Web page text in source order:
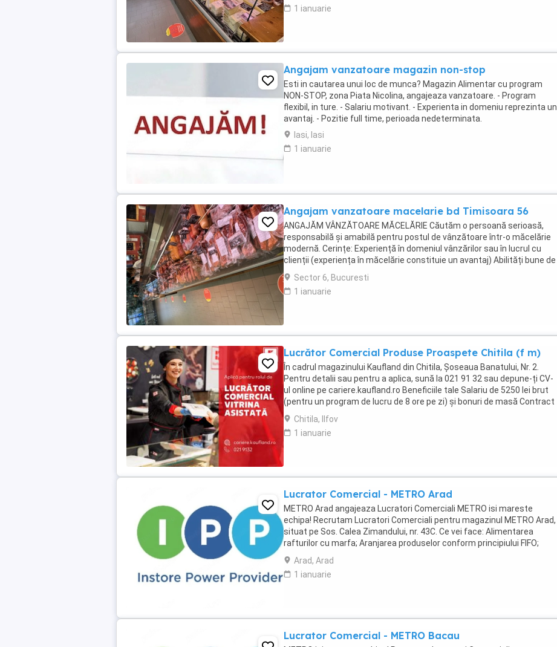
1 ianuarie
Angajam vanzatoare magazin non-stop
Esti in cautarea unui loc de munca? Magazin Alimentar cu program
NON-STOP, zona Piata Nicolina, angajeaza vanzatoare. - Program
flexibil, in ture. - Salariu motivant. - Experienta in domeniu reprezinta un
avantaj. - Pozitie full time, perioada nedeterminata.
Iasi, Iasi
1 ianuarie
Angajam vanzatoare macelarie bd Timisoara 56
ANGAJĂM VÂNZĂTOARE MĂCELĂRIE Căutăm o persoană serioasă,
responsabilă și amabilă pentru postul de vânzătoare într-o măcelărie
modernă. Cerințe: Experiență în domeniul vânzărilor sau în lucrul cu
clienții (experiența în măcelărie constituie un avantaj) Abilități bune de
comunicare și relaționare Rapiditate, ...
Sector 6, Bucuresti
1 ianuarie
Lucrător Comercial Produse Proaspete Chitila (f m)
În cadrul magazinului Kaufland din Chitila, Șoseaua Banatului, Nr. 2.
Pentru detalii sau pentru a aplica, sună la 021 91 32 sau depune-ți CV-
ul online pe cariere.kaufland.ro Beneficiile tale Salariu de 5250 lei brut
(pentru un program de lucru de 8 ore pe zi) și bonuri de masă Contract
de muncă pe ...
Chitila, Ilfov
1 ianuarie
Lucrator Comercial - METRO Arad
METRO Arad angajeaza Lucratori Comerciali METRO isi mareste
echipa! Recrutam Lucratori Comerciali pentru magazinul METRO Arad,
situat pe Sos. Calea Zimandului, nr. 43C. Ce vei face: Alimentarea
rafturilor cu marfa; Aranjarea produselor conform principiului FIFO;
Etichetarea produselor; Verificarea ...
Arad, Arad
1 ianuarie
Lucrator Comercial - METRO Bacau